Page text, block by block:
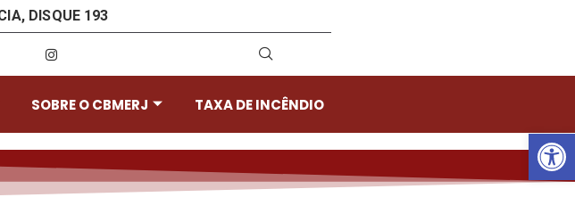
DISQUE 193
SOBRE O CBMERJ TAXA DE INCÊNDIO